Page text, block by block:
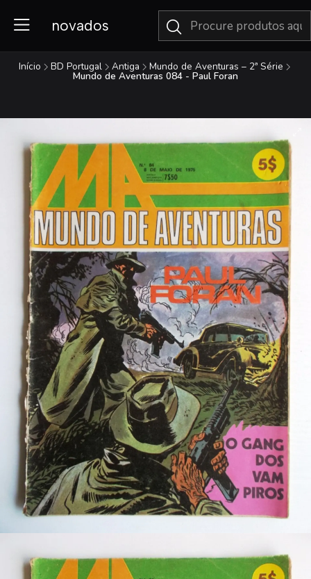
novados
Início BD Portugal Antiga Mundo de Aventuras – 2ª Série
Mundo de Aventuras 084 - Paul Foran